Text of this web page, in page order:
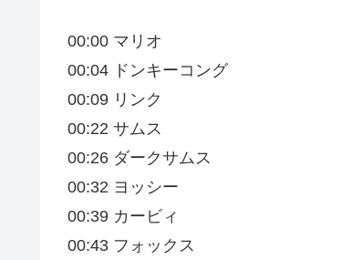
00:00 マリオ
00:04 ドンキーコング
00:09 リンク
00:22 サムス
00:26 ダークサムス
00:32 ヨッシー
00:39 カービィ
00:43 フォックス